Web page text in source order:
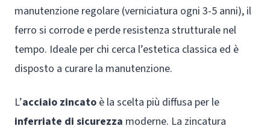
manutenzione regolare (verniciatura ogni 3-5 anni), il
ferro si corrode e perde resistenza strutturale nel
tempo. Ideale per chi cerca l’estetica classica ed è
disposto a curare la manutenzione.
L’acciaio zincato è la scelta più diffusa per le
inferriate di sicurezza moderne. La zincatura